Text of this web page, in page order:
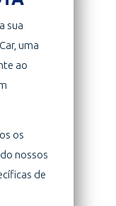
sua
uma
ao
os
nossos
de